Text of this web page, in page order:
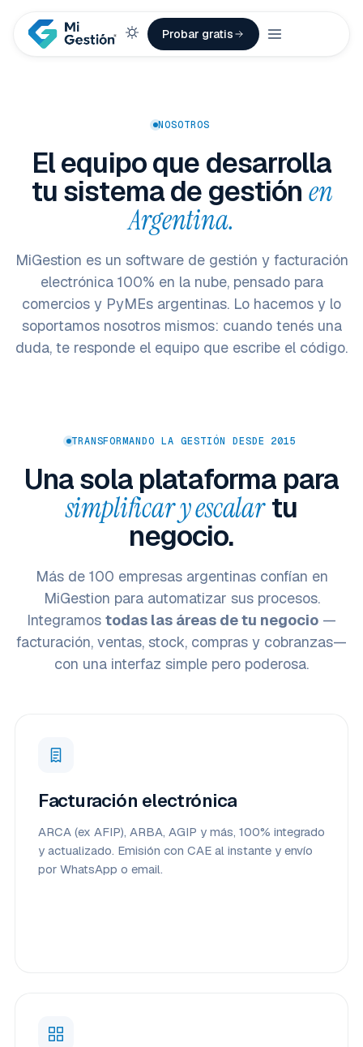
Probar gratis
NOSOTROS
El equipo que desarrolla
tu sistema de gestión en
Argentina.
MiGestion es un software de gestión y facturación
electrónica 100% en la nube, pensado para
comercios y PyMEs argentinas. Lo hacemos y lo
soportamos nosotros mismos: cuando tenés una
duda, te responde el equipo que escribe el código.
TRANSFORMANDO LA GESTIÓN DESDE 2015
Una sola plataforma para
simplificar y escalartu
negocio.
Más de 100 empresas argentinas confían en
MiGestion para automatizar sus procesos.
Integramos todas las áreas de tu negocio —
facturación, ventas, stock, compras y cobranzas—
con una interfaz simple pero poderosa.
Facturación electrónica
ARCA (ex AFIP), ARBA, AGIP y más, 100% integrado
y actualizado. Emisión con CAE al instante y envío
por WhatsApp o email.